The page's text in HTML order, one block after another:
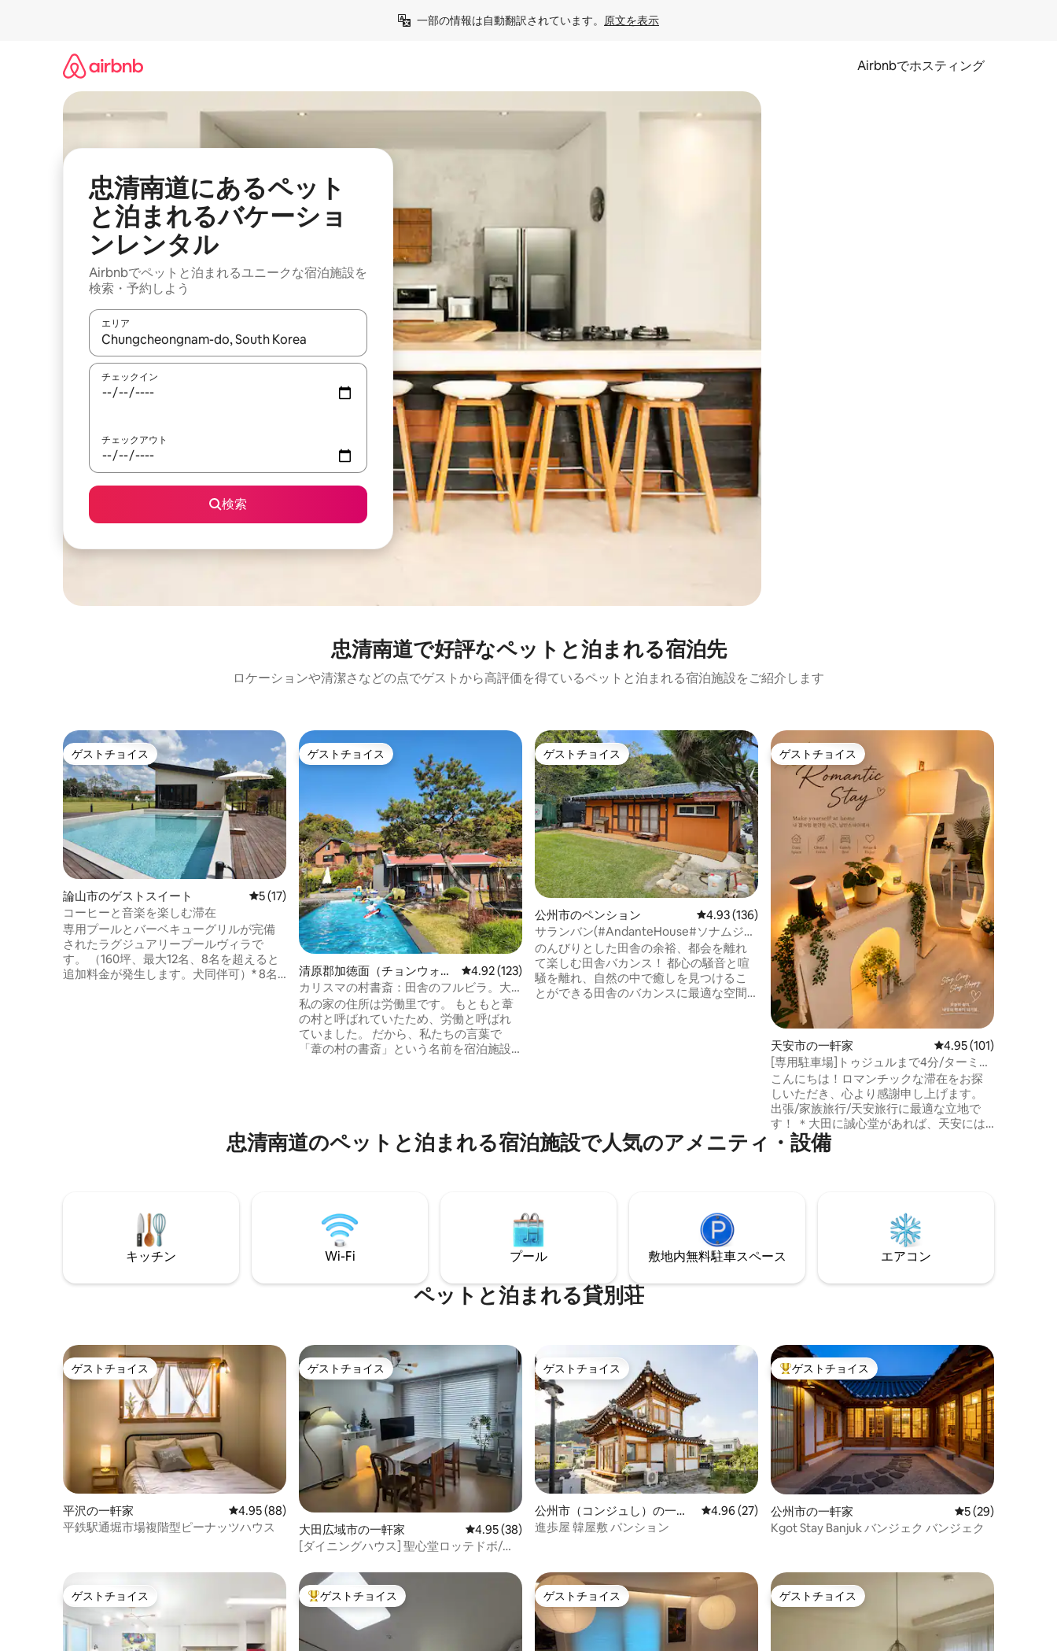
一部の情報は自動翻訳されています。 原文を表示
Airbnbでホスティング
忠清南道にあるペット
と泊まれるバケーショ
ンレンタル
Airbnbでペットと泊まれるユニークな宿泊施設を
検索・予約しよう
エリア
検索結果が表示されたら、上下の矢印キーを使って移動するか、画面をタッチまたはスワイプして検索結果を確認することができます。
チェックイン
チェックアウト
検索
忠清南道で好評なペットと泊まれる宿泊先
ロケーションや清潔さなどの点でゲストから高評価を得ているペットと泊まれる宿泊施設をご紹介します
ゲストチョイス
ゲストチョイス
論山市のゲストスイート レビュー17件、5つ星中5つ星の平均評価
5 (17)
コーヒーと音楽を楽しむ滞在
専用プールとバーベキューグリルが完備
されたラグジュアリープールヴィラで
す。 （160坪、最大12名、8名を超えると
追加料金が発生します。犬同伴可）* 8名
り、リビングルームの折りたたみドアを
開けると、プールに直接つながります。
深さ1.5mの春秋の温水（オプション
80,000ウォン）プールです （11月～3月は
ジャグジー温水のみ） プールサイドでは
専用バーベキュー（オプション：50,000
ウォン）ができます 玄関前の庭には約
1,983平方メートルの芝生があり、自由に
ゲストチョイス
ゲストチョイス
清原郡加徳面（チョンウォン
ぐん、カドクミョン）のペン
ション
レビュー123件、5つ星中4.92つ星の平均評価
4.92 (123)
カリスマの村書斎：田舎のフルビラ。大
型温水プールとホットスパ。書斎がある
一軒家
私の家の住所は労働里です。 もともと葦
の村と呼ばれていたため、労働と呼ばれ
ていました。 だから、私たちの言葉で
「葦の村の書斎」という名前を宿泊施設
ンジ兼本でいっぱいの書斎にしました。
シンプルで簡潔なインテリアで清潔な印
をメインカラーとして強調することで、
明るく爽やかな雰囲気で休暇を過ごすこ
とができます。 書斎の紫色のソファは夢
のような読書と休息の雰囲気を生み出
し、トイレの床の黄色も独自の楽しみを
提供します。 外に出ると、プールとホッ
トスパがあり、日々の疲れを洗い流すこ
か？ 静かで閑静な田舎の村で手入れの行
き届いた庭園だけでなく、遠くに広がる
低い尾根が穏やかに包み込む平和な雰囲
気を存分に楽しみ、癒されていただけれ
ば幸いです。
ゲストチョイス
ゲストチョイス
公州市のペンション レビュー136件、5つ星中4.93つ星の平均評価
4.93 (136)
サランバン(#AndanteHouse#ソナムジョ
ンウォン#チョンカンプス#ヒーリング#
田舎の雰囲気#黄土の家#遺産#ゴンジュ)
のんびりとした田舎の余裕、都会を離れ
て楽しむ田舎バカンス！ 都心の騒音と喧
騒を離れ、自然の中で癒しを見つけるこ
とができる田舎のバカンスに最適な空間
ばさみ/手袋/トーチは基本提供 > 炭/鉄網/
薪のご要望に応じて現場でご用意いたし
ン > 追加の薪：20,000ウォン（2時間分）
> 追加の炭：20,000ウォン 5. ハクゴル・
サランバンの公式インスタグラムアカウ
ント：@hakgol_sarangbang
ゲストチョイス
ゲストチョイス
天安市の一軒家 レビュー101件、5つ
4.95 (101)
[専用駐車場]トゥジュルまで4分/ターミナ
ルまで5分/新築/ボードゲーム/テレビ/ビ
ームプロジェクター/Netflix/ホテル寝具/
パジャマ
こんにちは！ロマンチックな滞在をお探
しいただき、心より感謝申し上げます。
出張/家族旅行/天安旅行に最適な立地で
す！ ＊大田に誠心堂があれば、天安には
トゥジュル！🥐 徒歩4分の場所にありま
す:) *天安最高のホットスポット＆交通の
実施 *最高級の柔らかいタオルをたっぷり
ご用意 *最大7名様まで収容可能で、貸切
で単独使用可能！ （6名様推奨、7名様の
場合はリクライニングソファをご利用く
ださい） こんにちは :-) ホストのSummer
実した一日を過ごせるように最善を尽く
してお迎えします。 -セルフチェックイン
で進めます。 - 4階にあり、エレベーター
があります。 - 建物内の無料専用駐車場を
ご利用いただけます -荷物の保管が可能で
す - 洗濯機/乾燥機の使用
忠清南道のペットと泊まれる宿泊施設で人気のアメニティ・設備
キッチン Wi-Fi プール 敷地内無料駐⁠車ス⁠ペ⁠ー⁠ス エアコン
ペットと泊まれる貸別荘
ゲストチョイス
ゲストチョイス
平沢の一軒家 レビュー88件、5つ星中4.95つ星の平均評価
4.95 (88)
平鉄駅通堀市場複階型ピーナッツハウス
ゲストチョイス
ゲストチョイス
大田広域市の一軒家 レビュー38件、5つ星中4.95つ星の平均評価
4.95 (38)
[ダイニングハウス] 聖心堂ロッテドボ/龍
場完備/各部屋エアコン/女性安心
ゲストチョイス
ゲストチョイス
公州市（コンジュし）の一軒
家
レビュー27件、5つ星中4.96つ星の平均評価
4.96 (27)
進歩屋 韓屋敷 パンション
大好評のゲストチョイスです。
ゲストチョイス
公州市の一軒家 レビュー29件、5
5 (29)
Kgot Stay Banjuk バンジェク バンジェク
ゲストチョイス
ゲストチョイス 大好評のゲストチョイスです。
ゲストチョイス ゲストチョイス
ゲストチョイス ゲストチョイス
ゲストチョイス